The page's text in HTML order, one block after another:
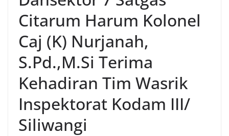
Citarum Harum Kolonel
Caj (K) Nurjanah,
S.Pd.,M.Si Terima
Kehadiran Tim Wasrik
Inspektorat Kodam III/
Siliwangi